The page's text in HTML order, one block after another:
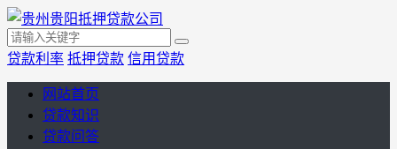
贷款利率 抵押贷款 信用贷款
网站首页
贷款知识
贷款问答